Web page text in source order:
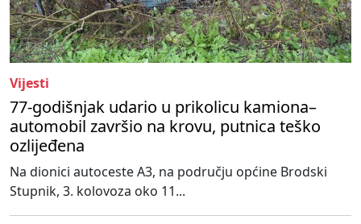
Vijesti
77-godišnjak udario u prikolicu kamiona–
automobil završio na krovu, putnica teško
ozlijeđena
Na dionici autoceste A3, na području općine Brodski
Stupnik, 3. kolovoza oko 11...